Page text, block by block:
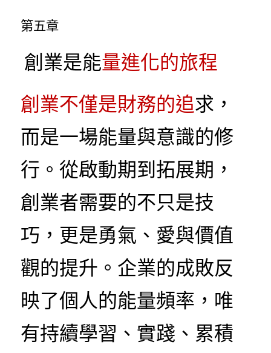
第五章
創業是能量進化的旅程
創業不僅是財務的追求，
而是一場能量與意識的修
行。從啟動期到拓展期，
創業者需要的不只是技
巧，更是勇氣、愛與價值
觀的提升。企業的成敗反
映了個人的能量頻率，唯
有持續學習、實踐、累積